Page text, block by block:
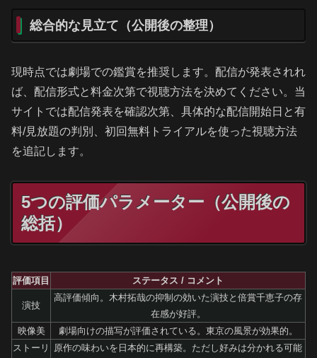
総合的な見立て（公開後の整理）
現時点では劇場での鑑賞を推奨します。配信が発表されれ
ば、配信形式と料金次第で視聴方法を決めてください。当
サイトでは配信発表を確認次第、具体的な配信開始日と有
料/見放題の判別、初回無料トライアルを使った視聴方法
を追記します。
5つの評価パラメーター（公開後の
総括）
評価項目 ステータス / コメント
演技
高評価傾向。木村拓哉の抑制の効いた演技と倍賞千恵子の存
在感が好評。
映像美
劇場向けの描写が評価されている。東京の風景が効果的。
ストーリ
原作の味わいを日本的に再構築。ただし好みは分かれる可能